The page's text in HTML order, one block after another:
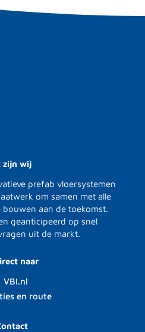
zijn wij
prefab vloersystemen
om samen met alle
aan de toekomst.
geanticipeerd op snel
uit de markt.
naar
VBI.nl
en route